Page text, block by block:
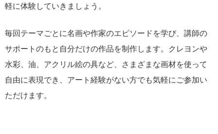
軽に体験していきましょう。
毎回テーマごとに名画や作家のエピソードを学び、講師の
サポートのもと自分だけの作品を制作します。クレヨンや
水彩、油、アクリル絵の具など、さまざまな画材を使って
自由に表現でき、アート経験がない方でも気軽にご参加い
ただけます。